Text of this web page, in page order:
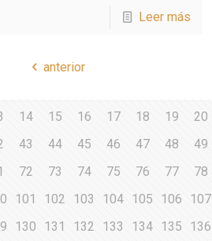
Leer más
anterior
14 15 16 17 18 19 20
43 44 45 46 47 48 49
72 73 74 75 76 77 78
101 102 103 104 105 106 107
130 131 132 133 134 135 136